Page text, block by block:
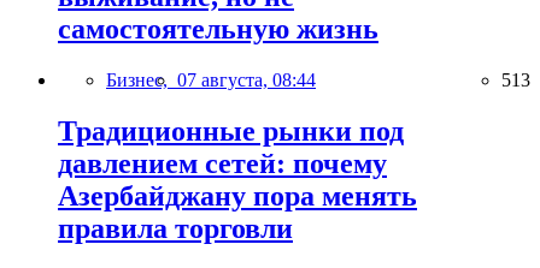
самостоятельную жизнь
Бизнес, 07 августа, 08:44 513
Традиционные рынки под
давлением сетей: почему
Азербайджану пора менять
правила торговли